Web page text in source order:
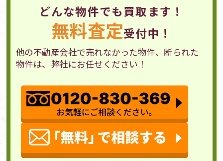
どんな物件でも買取ます！
無料査定受付中！
他の不動産会社で売れなかった物件、断られた
物件は、弊社にお任せください！